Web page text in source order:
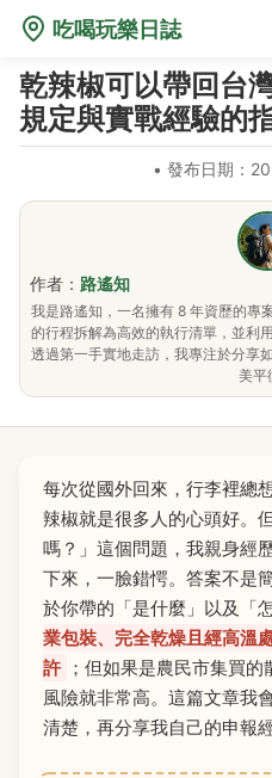
吃喝玩樂日誌
乾辣椒可以帶回台
規定與實戰經驗的
• 發布日期：
作者： 路遙知
我是路遙知，一名擁有 8 年資歷的專
的行程拆解為高效的執行清單，並利
透過第一手實地走訪，我專注於分享
美平
每次從國外回來，行李裡總
辣椒就是很多人的心頭好。
嗎？」這個問題，我親身經
下來，一臉錯愕。答案不是
於你帶的「是什麼」以及「
業包裝、完全乾燥且經高溫
許 ；但如果是農民市集買
風險就非常高。這篇文章我
清楚，再分享我自己的申報經